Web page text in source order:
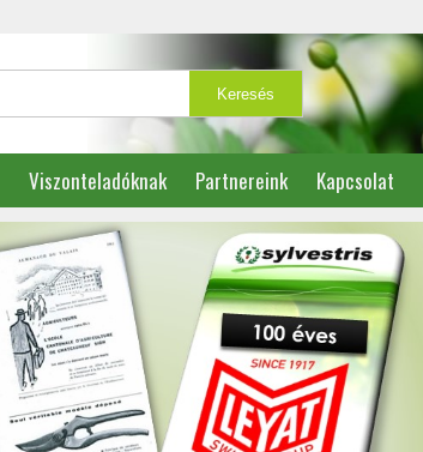
Viszonteladóknak Partnereink Kapcsolat